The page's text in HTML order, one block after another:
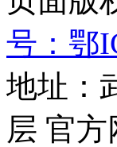
号：鄂
地址：
层 官方